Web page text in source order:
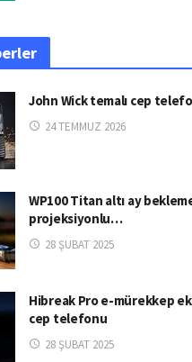
John Wick temalı cep
24 TEMMUZ 2026
WP100 Titan altı ay
projeksiyonlu…
28 ŞUBAT 2025
Hibreak Pro e-mürekkep
cep telefonu
28 ŞUBAT 2025